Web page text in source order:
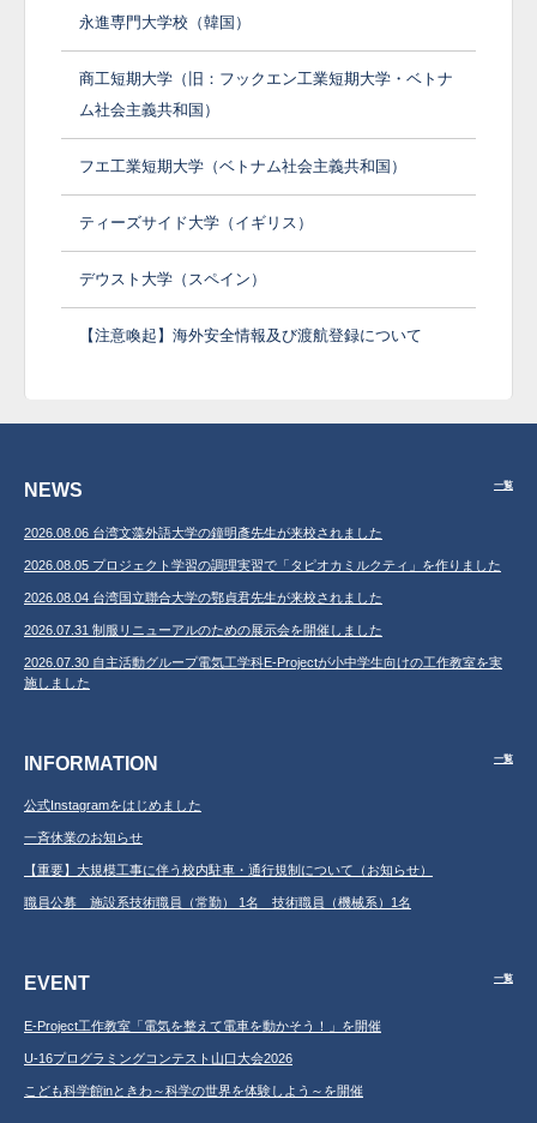
永進専門大学校（韓国）
商工短期大学（旧：フックエン工業短期大学・ベトナ
ム社会主義共和国）
フエ工業短期大学（ベトナム社会主義共和国）
ティーズサイド大学（イギリス）
デウスト大学（スペイン）
【注意喚起】海外安全情報及び渡航登録について
NEWS 一覧
2026.08.06 台湾文藻外語大学の鐘明彥先生が来校されました
2026.08.05 プロジェクト学習の調理実習で「タピオカミルクティ」を作りました
2026.08.04 台湾国立聯合大学の鄂貞君先生が来校されました
2026.07.31 制服リニューアルのための展示会を開催しました
2026.07.30 自主活動グループ電気工学科E-Projectが小中学生向けの工作教室を実
施しました
INFORMATION 一覧
公式Instagramをはじめました
一斉休業のお知らせ
【重要】大規模工事に伴う校内駐車・通行規制について（お知らせ）
職員公募 施設系技術職員（常勤） 1名 技術職員（機械系）1名
EVENT 一覧
E-Project工作教室「電気を整えて電車を動かそう！」を開催
U-16プログラミングコンテスト山口大会2026
こども科学館inときわ～科学の世界を体験しよう～を開催